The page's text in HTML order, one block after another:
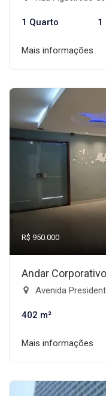
1 Quarto 1
Mais informações
R$ 950.000
Andar
Avenida
402 m²
Mais informações